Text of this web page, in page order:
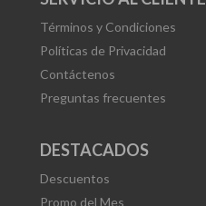
Términos y Condiciones
Políticas de Privacidad
Contáctenos
Preguntas frecuentes
DESTACADOS
Descuentos
Promo del Mes